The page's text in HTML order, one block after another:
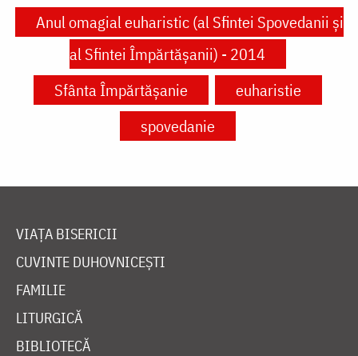
Anul omagial euharistic (al Sfintei Spovedanii şi
al Sfintei Împărtăşanii) - 2014
Sfânta Împărtășanie
euharistie
spovedanie
VIAȚA BISERICII
CUVINTE DUHOVNICEȘTI
FAMILIE
LITURGICĂ
BIBLIOTECĂ